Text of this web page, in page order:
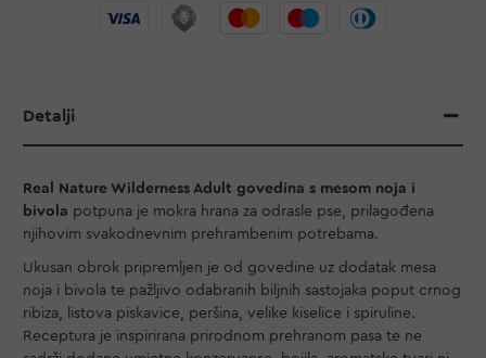
Detalji
Real Nature Wilderness Adult govedina s mesom noja i
bivola potpuna je mokra hrana za odrasle pse, prilagođena
njihovim svakodnevnim prehrambenim potrebama.
Ukusan obrok pripremljen je od govedine uz dodatak mesa
noja i bivola te pažljivo odabranih biljnih sastojaka poput crnog
ribiza, listova piskavice, peršina, velike kiselice i spiruline.
Receptura je inspirirana prirodnom prehranom pasa te ne